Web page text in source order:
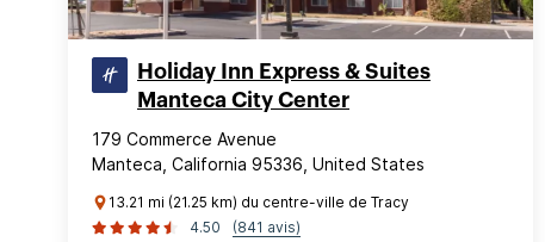
Holiday Inn Express & Suites
Manteca City Center
179 Commerce Avenue
Manteca, California 95336, United States
13.21 mi (21.25 km) du centre-ville de Tracy
4.50
(841 avis)